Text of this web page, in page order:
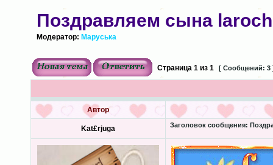
Поздравляем сына
Модератор: Маруська
Страница 1из 1 [ Сообщений: 3
Автор
Kat£rjuga Заголовок сообщения: